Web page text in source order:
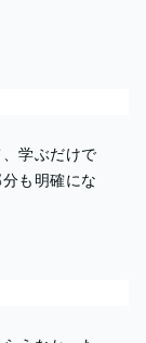
学ぶだけで
も明確にな